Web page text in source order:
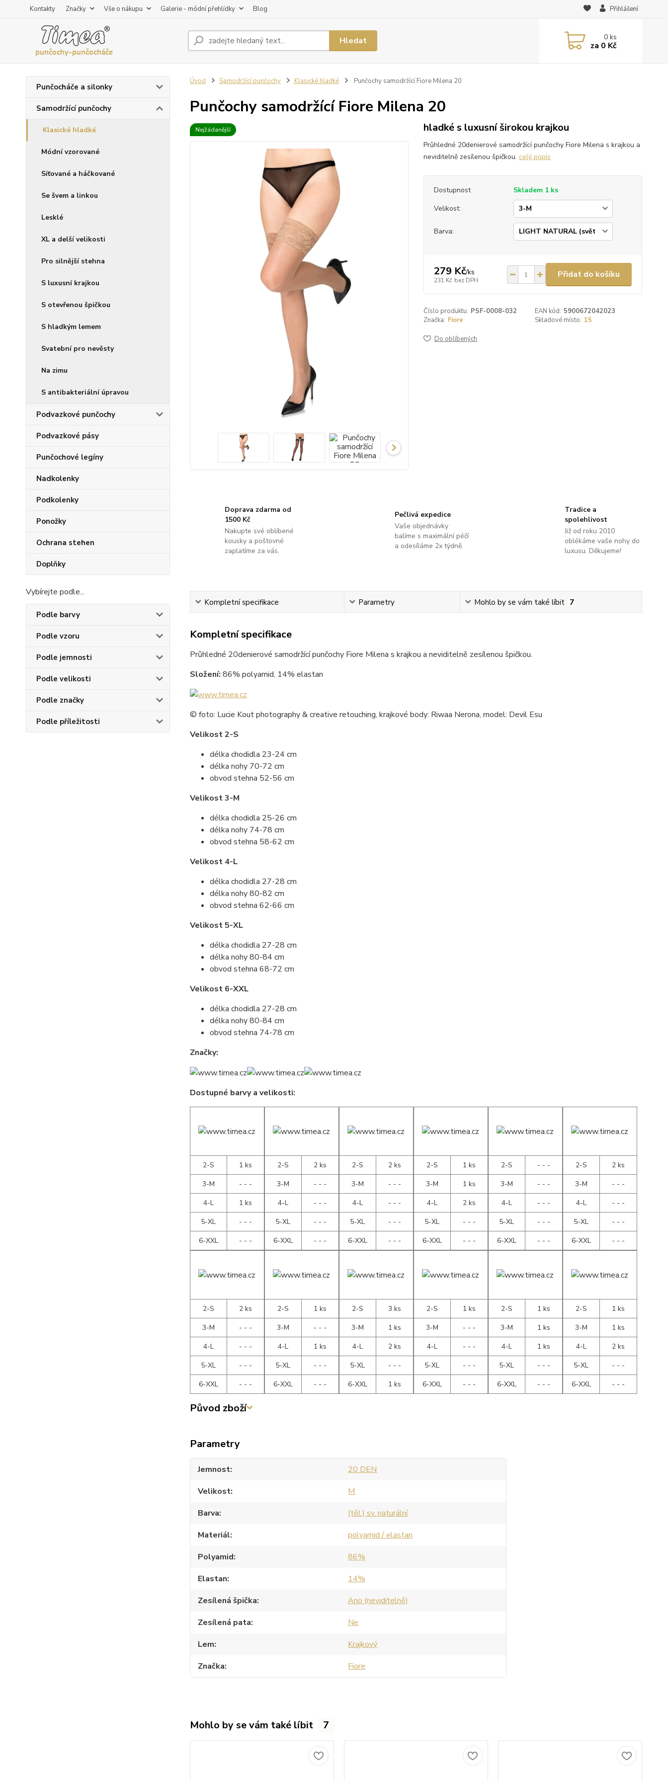
Kontakty Značky Vše o nákupu Galerie - módní přehlídky Blog Přihlášení
Hledat 0ks
za 0 Kč
Punčocháče a silonky
Samodržící punčochy
Klasické hladké
Módní vzorované
Síťované a háčkované
Se švem a linkou
Lesklé
XL a delší velikosti
Pro silnější stehna
S luxusní krajkou
S otevřenou špičkou
S hladkým lemem
Svatební pro nevěsty
Na zimu
S antibakteriální úpravou
Podvazkové punčochy
Podvazkové pásy
Punčochové legíny
Nadkolenky
Podkolenky
Ponožky
Ochrana stehen
Doplňky
Vybírejte podle...
Podle barvy
Podle vzoru
Podle jemnosti
Podle velikosti
Podle značky
Podle příležitosti
Úvod Samodržící punčochy Klasické hladké Punčochy samodržící Fiore Milena 20
Punčochy samodržící Fiore Milena 20
Nejžádanější hladké s luxusní širokou krajkou
Průhledné 20denierové samodržící punčochy Fiore Milena s krajkou a
neviditelně zesílenou špičkou. celý popis
Dostupnost
Skladem 1 ks
Velikost:
Barva:
279 Kč/ks
231 Kč bez DPH
Přidat do košíku
Číslo produktu: PSF-0008-032 EAN kód: 5900672042023
Značka: Fiore Skladové místo: 15
Do oblíbených
Doprava zdarma od
1500 Kč
Nakupte své oblíbené
kousky a poštovné
zaplatíme za vás.
Pečlivá expedice
Vaše objednávky
balíme s maximální péčí
a odesíláme 2x týdně.
Tradice a
spolehlivost
Již od roku 2010
oblékáme vaše nohy do
luxusu. Děkujeme!
Kompletní specifikace Parametry Mohlo by se vám také líbit 7
Kompletní specifikace
Průhledné 20denierové samodržící punčochy Fiore Milena s krajkou a neviditelně zesílenou špičkou.
Složení: 86% polyamid, 14% elastan
© foto: Lucie Kout photography & creative retouching, krajkové body: Riwaa Nerona, model: Devil Esu
Velikost 2-S
délka chodidla 23-24 cm
délka nohy 70-72 cm
obvod stehna 52-56 cm
Velikost 3-M
délka chodidla 25-26 cm
délka nohy 74-78 cm
obvod stehna 58-62 cm
Velikost 4-L
délka chodidla 27-28 cm
délka nohy 80-82 cm
obvod stehna 62-66 cm
Velikost 5-XL
délka chodidla 27-28 cm
délka nohy 80-84 cm
obvod stehna 68-72 cm
Velikost 6-XXL
délka chodidla 27-28 cm
délka nohy 80-84 cm
obvod stehna 74-78 cm
Značky:
Dostupné barvy a velikosti:
2-S
1 ks
3-M
- - -
4-L
1 ks
5-XL
- - -
6-XXL
- - -
2-S
2 ks
3-M
- - -
4-L
- - -
5-XL
- - -
6-XXL
- - -
2-S
2 ks
3-M
- - -
4-L
- - -
5-XL
- - -
6-XXL
- - -
2-S
1 ks
3-M
1 ks
4-L
2 ks
5-XL
- - -
6-XXL
- - -
2-S
- - -
3-M
- - -
4-L
- - -
5-XL
- - -
6-XXL
- - -
2-S
2 ks
3-M
- - -
4-L
- - -
5-XL
- - -
6-XXL
- - -
2-S
2 ks
3-M
- - -
4-L
- - -
5-XL
- - -
6-XXL
- - -
2-S
1 ks
3-M
- - -
4-L
1 ks
5-XL
- - -
6-XXL
- - -
2-S
3 ks
3-M
1 ks
4-L
2 ks
5-XL
- - -
6-XXL
1 ks
2-S
1 ks
3-M
- - -
4-L
- - -
5-XL
- - -
6-XXL
- - -
2-S
1 ks
3-M
1 ks
4-L
1 ks
5-XL
- - -
6-XXL
- - -
2-S
1 ks
3-M
1 ks
4-L
2 ks
5-XL
- - -
6-XXL
- - -
Původ zboží
Parametry
Jemnost
20 DEN
Velikost
M
Barva
(těl.) sv. naturální
Materiál
polyamid / elastan
Polyamid
86%
Elastan
14%
Zesílená špička
Ano (neviditelně)
Zesílená pata
Ne
Lem
Krajkový
Značka
Fiore
Mohlo by se vám také líbit 7